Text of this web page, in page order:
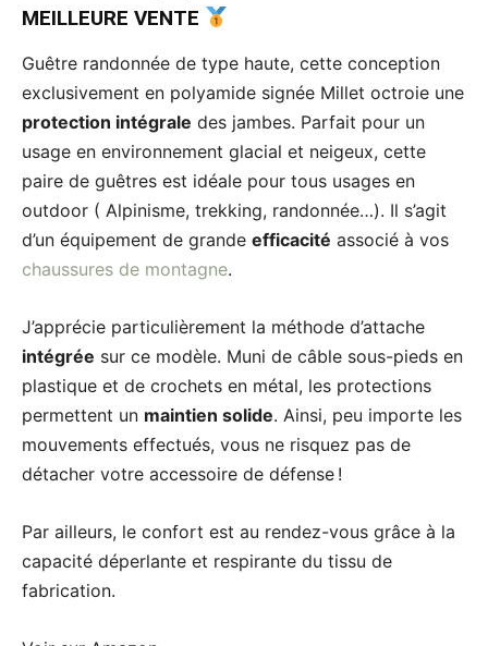
MEILLEURE VENTE
Guêtre randonnée de type haute, cette conception
exclusivement en polyamide signée Millet octroie une
protection intégrale des jambes. Parfait pour un
usage en environnement glacial et neigeux, cette
paire de guêtres est idéale pour tous usages en
outdoor ( Alpinisme, trekking, randonnée…). Il s’agit
d’un équipement de grande efficacité associé à vos
chaussures de montagne.
J’apprécie particulièrement la méthode d’attache
intégrée sur ce modèle. Muni de câble sous-pieds en
plastique et de crochets en métal, les protections
permettent un maintien solide. Ainsi, peu importe les
mouvements effectués, vous ne risquez pas de
détacher votre accessoire de défense !
Par ailleurs, le confort est au rendez-vous grâce à la
capacité déperlante et respirante du tissu de
fabrication.